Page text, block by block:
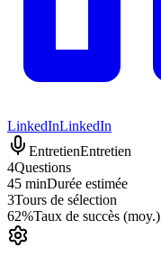
LinkedInLinkedIn
EntretienEntretien
4Questions
45 minDurée estimée
3Tours de sélection
62%Taux de succès (moy.)